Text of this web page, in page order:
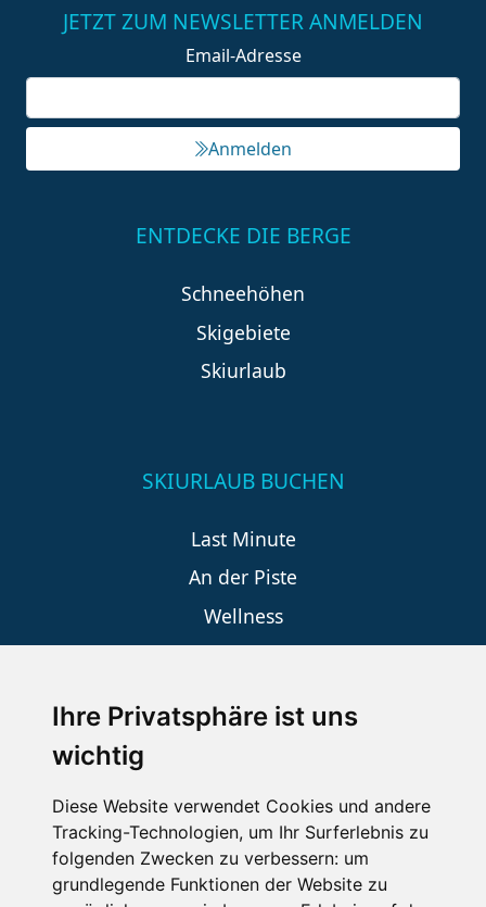
Ihre Privatsphäre ist uns
wichtig
Diese Website verwendet Cookies und andere
Tracking-Technologien, um Ihr Surferlebnis zu
folgenden Zwecken zu verbessern: um
grundlegende Funktionen der Website zu
JETZT ZUM NEWSLETTER ANMELDEN
Email-Adresse
Anmelden
ENTDECKE DIE BERGE
Schneehöhen
Skigebiete
Skiurlaub
SKIURLAUB BUCHEN
Last Minute
An der Piste
Wellness
SCHNEEHÖHEN SKI APP
Die Schneehoehen Ski APP für iOS und Android - Ein
Muss für alle Wintersportler und Schneefreaks!